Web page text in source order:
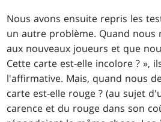
Nous avons ensuite repris les
un autre problème. Quand nous
aux nouveaux joueurs et que
Cette carte est-elle incolore ? »,
l'affirmative. Mais, quand nous
carte est-elle rouge ? (au sujet
carence et du rouge dans son